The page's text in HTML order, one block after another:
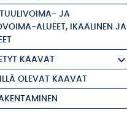
JA
ALUEET, IKAALINEN JA
KAAVAT
OLEVAT KAAVAT